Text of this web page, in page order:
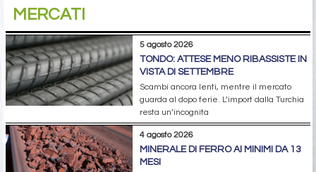
MERCATI
5 agosto 2026
TONDO: ATTESE MENO RIBASSISTE IN
VISTA DI SETTEMBRE
Scambi ancora lenti, mentre il mercato
guarda al dopo ferie. L’import dalla Turchia
resta un’incognita
4 agosto 2026
MINERALE DI FERRO AI MINIMI DA 13
MESI